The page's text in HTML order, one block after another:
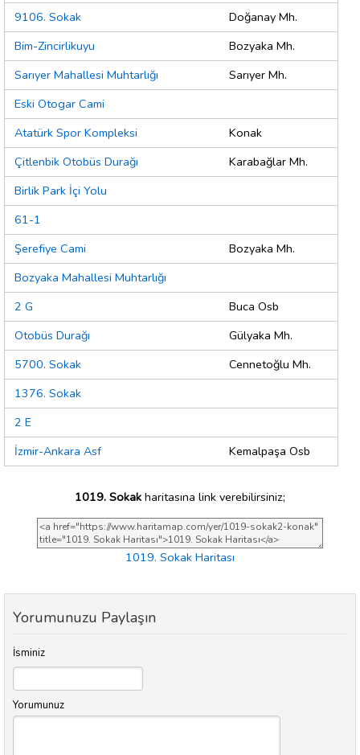
9106. Sokak
Doğanay Mh.
Bim-Zincirlikuyu
Bozyaka Mh.
Sarıyer Mahallesi Muhtarlığı
Sarıyer Mh.
Eski Otogar Cami
Atatürk Spor Kompleksi
Konak
Çitlenbik Otobüs Durağı
Karabağlar Mh.
Birlik Park İçi Yolu
61-1
Şerefiye Cami
Bozyaka Mh.
Bozyaka Mahallesi Muhtarlığı
2 G
Buca Osb
Otobüs Durağı
Gülyaka Mh.
5700. Sokak
Cennetoğlu Mh.
1376. Sokak
2 E
İzmir-Ankara Asf
Kemalpaşa Osb
1019. Sokak haritasına link verebilirsiniz;
1019. Sokak Haritası
Yorumunuzu Paylaşın
İsminiz
Yorumunuz